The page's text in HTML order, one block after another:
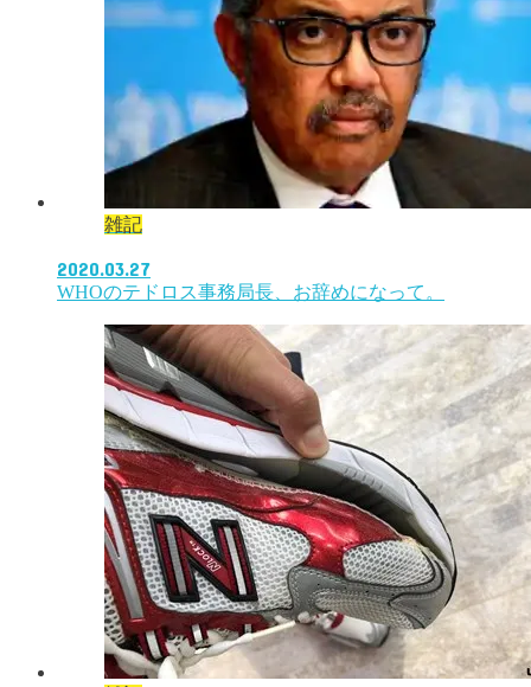
雑記
2020.03.27
WHOのテドロス事務局長、お辞めになって。